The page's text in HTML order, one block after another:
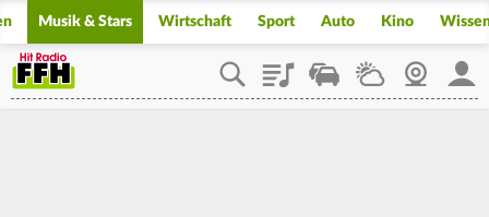
Musik & Stars Wirtschaft Sport Auto Kino
PlaylistStaupilotWetterWebcam